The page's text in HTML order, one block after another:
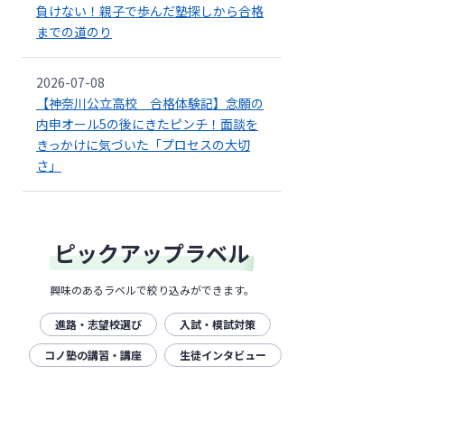
負けない！親子で歩んだ塾探しから合格
までの道のり
2026-07-08
【神奈川公立高校 合格体験記】念願の
内申オール5の後にきたピンチ！面談を
きっかけに気づいた「プロセスの大切
さ」
ピックアップラベル
興味のあるラベルで絞り込みができます。
進路・志望校選び
入試・模試対策
コノ塾の講習・講座
生徒インタビュー